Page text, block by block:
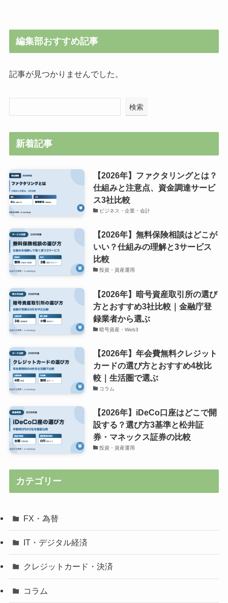
編集部おすすめ記事
記事が見つかりませんでした。
検索
新着記事
【2026年】ファクタリングとは？
仕組みと注意点、資金調達サービ
ス3社比較
ビジネス・企業・会計
【2026年】無料保険相談はどこが
いい？仕組みの理解と3サービス
比較
投資・資産運用
【2026年】暗号資産取引所の選び
方とおすすめ3社比較｜金融庁登
録業者から選ぶ
暗号資産・Web3
【2026年】年会費無料クレジット
カードの選び方とおすすめ4枚比
較｜生活圏で選ぶ
コラム
【2026年】iDeCo口座はどこで開
設する？選び方3基準と松井証
券・マネックス証券の比較
投資・資産運用
カテゴリー
FX・為替
IT・デジタル経済
クレジットカード・決済
コラム